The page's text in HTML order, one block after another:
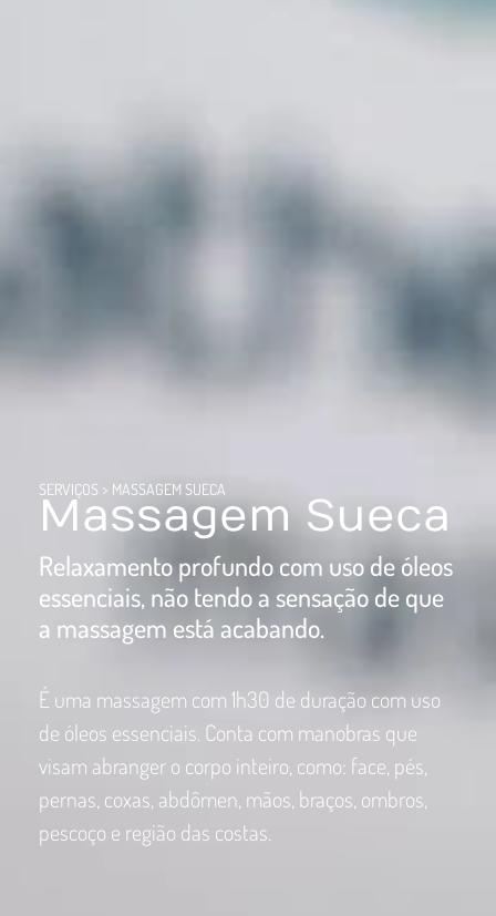
SERVIÇOS > MASSAGEM SUECA
Massagem Sueca
Relaxamento profundo com uso de óleos
essenciais, não tendo a sensação de que
a massagem está acabando.
É uma massagem com 1h30 de duração com uso
de óleos essenciais. Conta com manobras que
visam abranger o corpo inteiro, como: face, pés,
pernas, coxas, abdômen, mãos, braços, ombros,
pescoço e região das costas.